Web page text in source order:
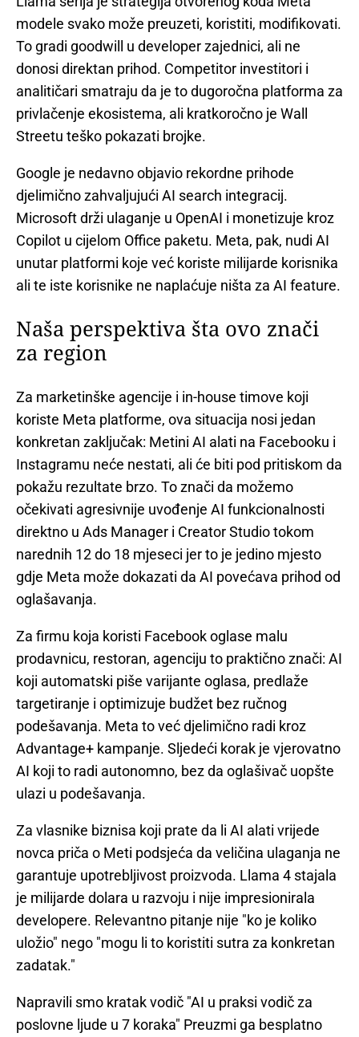
modele svako može preuzeti, koristiti, modifikovati.
To gradi goodwill u developer zajednici, ali ne
donosi direktan prihod. Competitor investitori i
analitičari smatraju da je to dugoročna platforma za
privlačenje ekosistema, ali kratkoročno je Wall
Streetu teško pokazati brojke.
Google je nedavno objavio rekordne prihode
djelimično zahvaljujući AI search integracij.
Microsoft drži ulaganje u OpenAI i monetizuje kroz
Copilot u cijelom Office paketu. Meta, pak, nudi AI
unutar platformi koje već koriste milijarde korisnika
ali te iste korisnike ne naplaćuje ništa za AI feature.
Naša perspektiva šta ovo znači
za region
Za marketinške agencije i in-house timove koji
koriste Meta platforme, ova situacija nosi jedan
konkretan zaključak: Metini AI alati na Facebooku i
Instagramu neće nestati, ali će biti pod pritiskom da
pokažu rezultate brzo. To znači da možemo
očekivati agresivnije uvođenje AI funkcionalnosti
direktno u Ads Manager i Creator Studio tokom
narednih 12 do 18 mjeseci jer to je jedino mjesto
gdje Meta može dokazati da AI povećava prihod od
oglašavanja.
Za firmu koja koristi Facebook oglase malu
prodavnicu, restoran, agenciju to praktično znači: AI
koji automatski piše varijante oglasa, predlaže
targetiranje i optimizuje budžet bez ručnog
podešavanja. Meta to već djelimično radi kroz
Advantage+ kampanje. Sljedeći korak je vjerovatno
AI koji to radi autonomno, bez da oglašivač uopšte
ulazi u podešavanja.
Za vlasnike biznisa koji prate da li AI alati vrijede
novca priča o Meti podsjeća da veličina ulaganja ne
garantuje upotrebljivost proizvoda. Llama 4 stajala
je milijarde dolara u razvoju i nije impresionirala
developere. Relevantno pitanje nije "ko je koliko
uložio" nego "mogu li to koristiti sutra za konkretan
zadatak."
Napravili smo kratak vodič "AI u praksi vodič za
poslovne ljude u 7 koraka" Preuzmi ga besplatno